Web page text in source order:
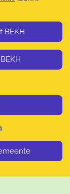
BEKH